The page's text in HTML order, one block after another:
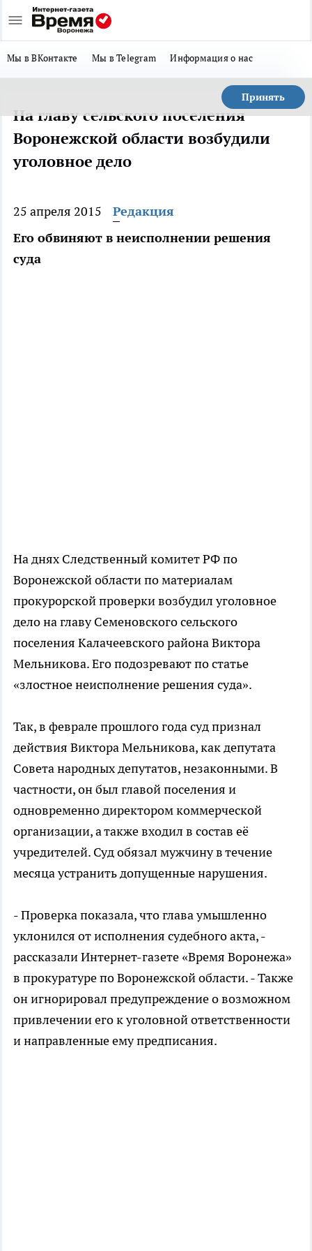
Мы в ВКонтакте Мы в Telegram Информация о нас
Принять
На главу сельского поселения
Воронежской области возбудили
уголовное дело
25 апреля 2015
Редакция
Его обвиняют в неисполнении решения
суда
На днях Следственный комитет РФ по
Воронежской области по материалам
прокурорской проверки возбудил уголовное
дело на главу Семеновского сельского
поселения Калачеевского района Виктора
Мельникова. Его подозревают по статье
«злостное неисполнение решения суда».
Так, в феврале прошлого года суд признал
действия Виктора Мельникова, как депутата
Совета народных депутатов, незаконными. В
частности, он был главой поселения и
одновременно директором коммерческой
организации, а также входил в состав её
учредителей. Суд обязал мужчину в течение
месяца устранить допущенные нарушения.
- Проверка показала, что глава умышленно
уклонился от исполнения судебного акта, -
рассказали Интернет-газете «Время Воронежа»
в прокуратуре по Воронежской области. - Также
он игнорировал предупреждение о возможном
привлечении его к уголовной ответственности
и направленные ему предписания.